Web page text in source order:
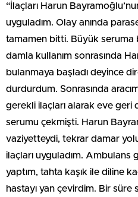
“İlaçları Harun
uyguladım. Olay anında
tamamen bitti. Büyük seruma
damla kullanım sonrasında
bulanmaya başladı deyince
durdurdum. Sonrasında
gerekli ilaçları alarak eve geri
serumu çekmişti. Harun
vaziyetteydi, tekrar damar
ilaçları uyguladım.
yaptım, tahta kaşık ile diline
hastayı yan çevirdim. Bir süre